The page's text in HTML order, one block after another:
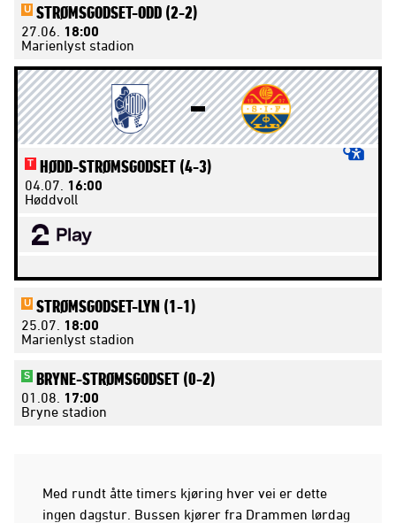
U STRØMSGODSET-ODD (2-2)
27.06.
18:00
Marienlyst stadion
T HØDD-STRØMSGODSET (4-3)
04.07.
16:00
Høddvoll
U STRØMSGODSET-LYN (1-1)
25.07.
18:00
Marienlyst stadion
S BRYNE-STRØMSGODSET (0-2)
01.08.
17:00
Bryne stadion
Med rundt åtte timers kjøring hver vei er dette
ingen dagstur. Bussen kjører fra Drammen lørdag